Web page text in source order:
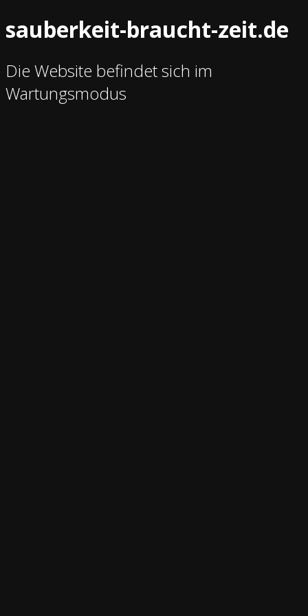
sauberkeit-braucht-zeit.de
Die Website befindet sich im
Wartungsmodus